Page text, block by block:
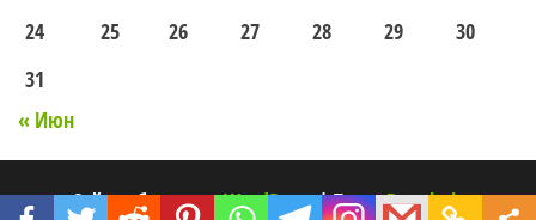
24
25 26 27 28 29
30
31
« Июн
Сайт работает наWordPress|Тема:Popularis